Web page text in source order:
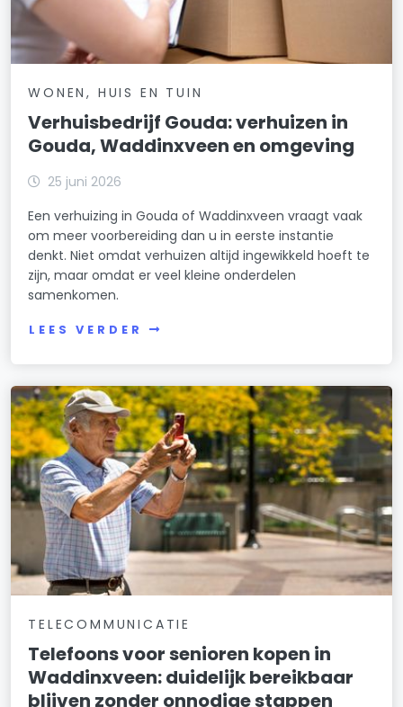
WONEN, HUIS EN TUIN
Verhuisbedrijf Gouda: verhuizen in
Gouda, Waddinxveen en omgeving
25 juni 2026
Een verhuizing in Gouda of Waddinxveen vraagt vaak
om meer voorbereiding dan u in eerste instantie
denkt. Niet omdat verhuizen altijd ingewikkeld hoeft te
zijn, maar omdat er veel kleine onderdelen
samenkomen.
LEES VERDER
TELECOMMUNICATIE
Telefoons voor senioren kopen in
Waddinxveen: duidelijk bereikbaar
blijven zonder onnodige stappen